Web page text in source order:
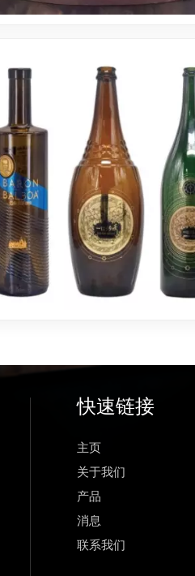
快速链接
主页
关于我们
产品
消息
联系我们